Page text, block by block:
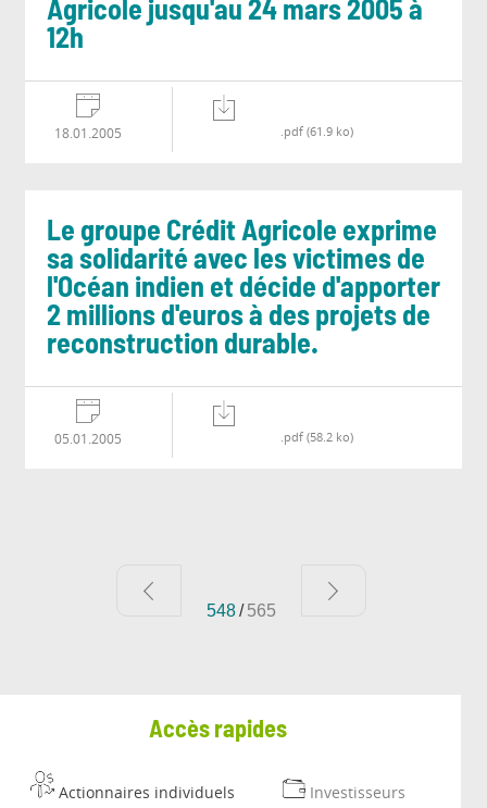
Agricole jusqu'au 24 mars 2005 à
12h
18.01.2005 .pdf (61.9 ko)
Le groupe Crédit Agricole exprime
sa solidarité avec les victimes de
l'Océan indien et décide d'apporter
2 millions d'euros à des projets de
reconstruction durable.
05.01.2005 .pdf (58.2 ko)
548 / 565
Accès rapides
Actionnaires individuels Investisseurs